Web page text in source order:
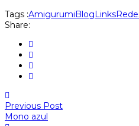
Tags :AmigurumiBlogLinks
Share:
Previous Post
Mono azul